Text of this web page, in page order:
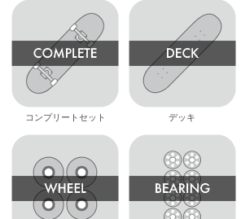
コンプリートセット デッキ